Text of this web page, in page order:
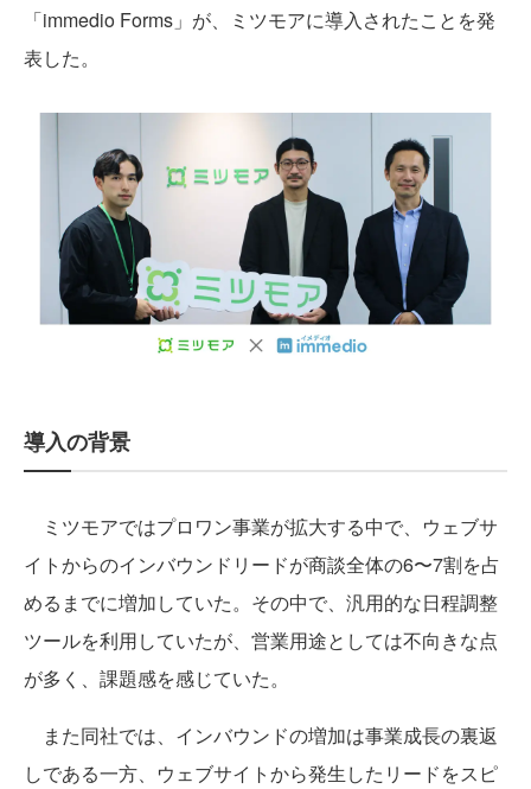
「immedio Forms」が、ミツモアに導入されたことを発
表した。
導入の背景
ミツモアではプロワン事業が拡大する中で、ウェブサ
イトからのインバウンドリードが商談全体の6〜7割を占
めるまでに増加していた。その中で、汎用的な日程調整
ツールを利用していたが、営業用途としては不向きな点
が多く、課題感を感じていた。
また同社では、インバウンドの増加は事業成長の裏返
しである一方、ウェブサイトから発生したリードをスピ